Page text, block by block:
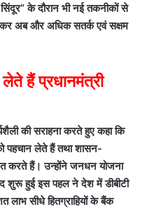
के दौरान भी नई तकनीकों से
अब और अधिक सतर्क एवं सक्षम
हैं प्रधानमंत्री
की सराहना करते हुए कहा कि
पहचान लेते हैं तथा शासन-
करते हैं। उन्होंने जनधन योजना
शुरू हुई इस पहल ने देश में डीबीटी
लाभ सीधे हितग्राहियों के बैंक